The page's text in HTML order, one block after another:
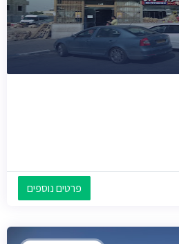
פרטים נוספים